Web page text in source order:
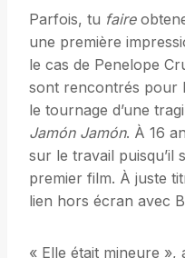
Parfois, tu faire
une première
le cas de Penelope
sont rencontrés pour
le tournage d’une
Jamón Jamón. À 16
sur le travail puisqu’il
premier film. À juste
lien hors écran avec
« Elle était mineure »,